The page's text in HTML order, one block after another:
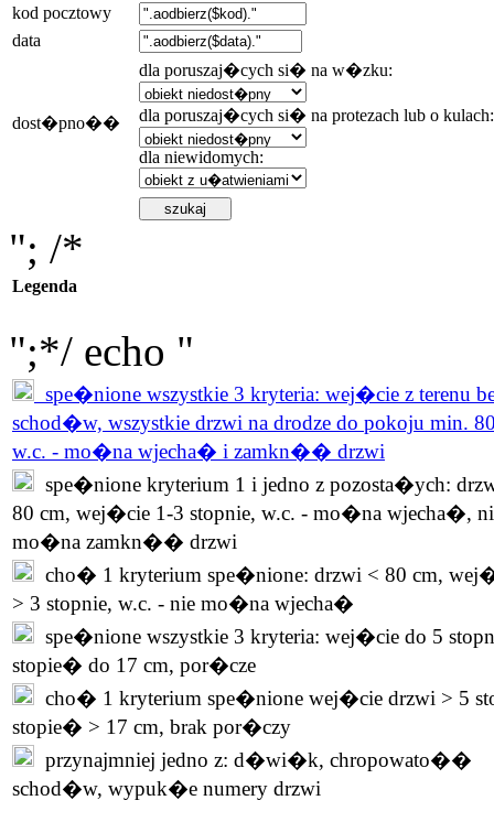
kod pocztowy
data
dost�pno��
dla poruszaj�cych si� na w�zku:
dla poruszaj�cych si� na protezach lub o kulach:
dla niewidomych:
"; /*
Legenda
";*/ echo "
spe�nione wszystkie 3 kryteria: wej�cie z terenu
schod�w, wszystkie drzwi na drodze do pokoju min.
w.c. - mo�na wjecha� i zamkn�� drzwi
spe�nione kryterium 1 i jedno z pozosta�ych:
80 cm, wej�cie 1-3 stopnie, w.c. - mo�na wjecha�,
mo�na zamkn�� drzwi
cho� 1 kryterium spe�nione: drzwi < 80 cm,
> 3 stopnie, w.c. - nie mo�na wjecha�
spe�nione wszystkie 3 kryteria: wej�cie do 5
stopie� do 17 cm, por�cze
cho� 1 kryterium spe�nione wej�cie drzwi > 5
stopie� > 17 cm, brak por�czy
przynajmniej jedno z: d�wi�k, chropowato��
schod�w, wypuk�e numery drzwi